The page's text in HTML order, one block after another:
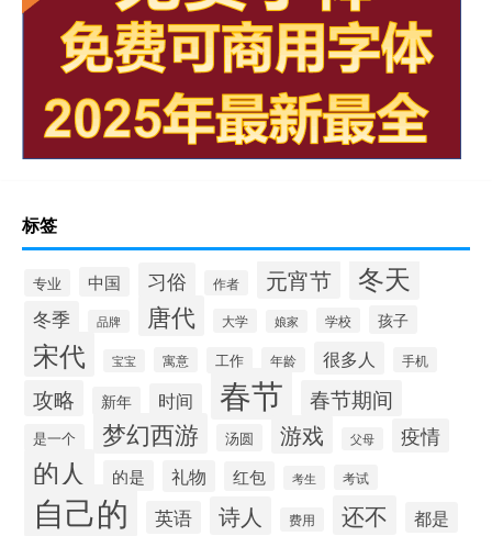
标签
专业 中国 习俗 作者 元宵节 冬天
冬季 品牌 唐代 大学 娘家 学校 孩子
宋代 宝宝 寓意 工作 年龄 很多人 手机
攻略 新年 时间 春节 春节期间
是一个 梦幻西游 汤圆 游戏 父母 疫情
的人 的是 礼物 红包 考生 考试
自己的 英语 诗人 费用 还不 都是